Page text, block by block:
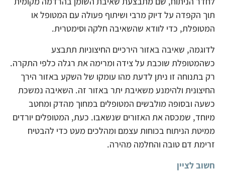
תוך הקפדה על דיוק מרבי ושיתוף פעולה עם המטופל או
המטופלת, כדי לוודא שהשאיבה חלקה וסימטרית.
לדוגמה, שאיבה באזור הירכיים החיצוניות תתבצע
כשהמטופלת שוכבת על צידה ומרימה את רגלה כלפי התקרה.
רק בתנוחה זו ניתן לדעת מהו עומקו של השקע באזור הירך
החיצונית ולהימנע משאיבת יתר באזור זה. השאיבה נמשכת
כשעה ובסופה מולבשים המטופלים במחוך מהדק ומחטב
מיוחד, שמכסה את האזורים שנשאבו. כעת, המטופלים יורדים
ממיטת הניתוח בכוחות עצמם ומהלכים מעט כדי להבטיח
זרימת דם טובה והחלמה מהירה.
חשוב לציין